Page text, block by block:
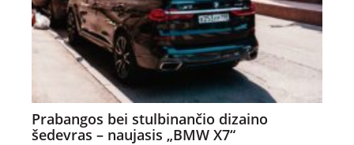
Prabangos bei stulbinančio dizaino
šedevras – naujasis „BMW X7“